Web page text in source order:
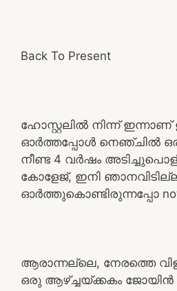
Back To Present
ഹോസ്റ്റലിൽ നിന്ന് ഇന്നാണ്
ഓർത്തപ്പോൾ നെഞ്ചിൽ
നീണ്ട 4 വർഷം
കോളേജ്, ഇനി
ഓർത്തുകൊണ്ടിരുന്നപ്പോ
ആരാന്നല്ലെ, നേരത്തെ
ഒരു ആഴ്ച്ചയ്ക്കകം